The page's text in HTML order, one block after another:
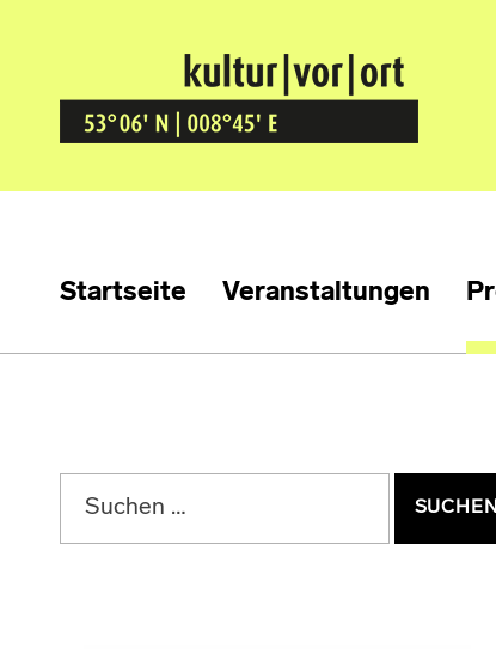
Kultur Vor Ort
BREMEN GRÖPELINGEN
Startseite Veranstaltungen
Suchen nach: